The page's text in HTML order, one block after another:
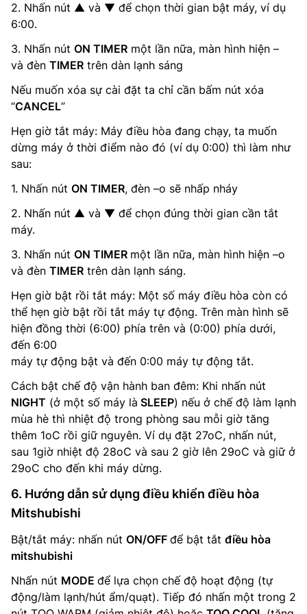
2. Nhấn nút ▲ và ▼ để chọn thời gian bật máy, ví dụ
6:00.
3. Nhấn nút ON TIMER một lần nữa, màn hình hiện – ‌
và đèn TIMER trên dàn lạnh sáng
Nếu muốn xóa sự cài đặt ta chỉ cần bấm nút xóa
“CANCEL”
Hẹn giờ tắt máy: Máy điều hòa đang chạy, ta muốn
dừng máy ở thời điểm nào đó (ví dụ 0:00) thì làm như
sau:
1. Nhấn nút ON TIMER, đèn –o sẽ nhấp nháy
2. Nhấn nút ▲ và ▼ để chọn đúng thời gian cần tắt
máy.
3. Nhấn nút ON TIMER một lần nữa, màn hình hiện –o
và đèn TIMER trên dàn lạnh sáng.
Hẹn giờ bật rồi tắt máy: Một số máy điều hòa còn có
thể hẹn giờ bật rồi tắt máy tự động. Trên màn hình sẽ
hiện đồng thời (6:00) phía trên và (0:00) phía dưới,
đến 6:00
máy tự động bật và đến 0:00 máy tự động tắt.
Cách bật chế độ vận hành ban đêm: Khi nhấn nút
NIGHT (ở một số máy là SLEEP) nếu ở chế độ làm lạnh
mùa hè thì nhiệt độ trong phòng sau mỗi giờ tăng
thêm 1oC rồi giữ nguyên. Ví dụ đặt 27oC, nhấn nút,
sau 1giờ nhiệt độ 28oC và sau 2 giờ lên 29oC và giữ ở
29oC cho đến khi máy dừng.
6. Hướng dẫn sử dụng điều khiển điều hòa
Mitshubishi
Bật/tắt máy: nhấn nút ON/OFF để bật tắt điều hòa
mitshubishi
Nhấn nút MODE để lựa chọn chế độ hoạt động (tự
động/làm lạnh/hút ẩm/quạt). Tiếp đó nhấn một trong 2